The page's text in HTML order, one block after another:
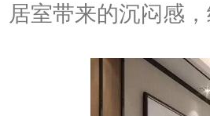
居室带来的沉闷感